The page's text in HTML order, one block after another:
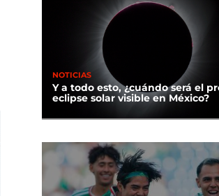
NOTICIAS
Y a todo esto, ¿cuándo será el
eclipse solar visible en México?